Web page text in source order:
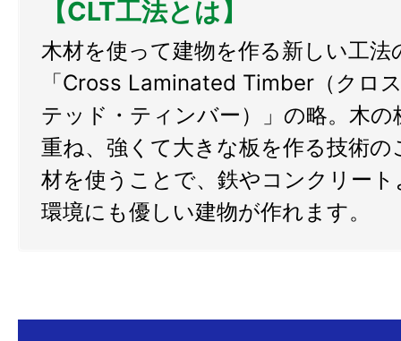
【CLT工法とは】
木材を使って建物を作る新しい工法
「Cross Laminated Timber（クロ
テッド・ティンバー）」の略。木の
重ね、強くて大きな板を作る技術の
材を使うことで、鉄やコンクリー
環境にも優しい建物が作れます。